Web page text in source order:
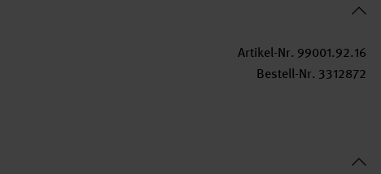
Artikel-Nr. 99001.92.16
Bestell-Nr. 3312872